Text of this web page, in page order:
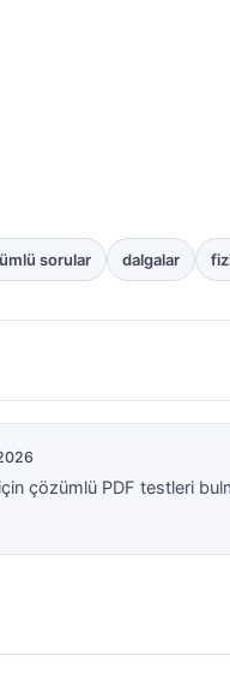
sorular dalgalar
çözümlü PDF testleri